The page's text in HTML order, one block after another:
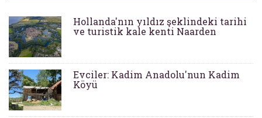
Hollanda'nın yıldız şeklindeki tarihi
ve turistik kale kenti Naarden
Evciler: Kadim Anadolu'nun Kadim
Köyü